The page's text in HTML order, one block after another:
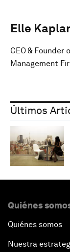
Elle
CEO &
Management
Últimos
Quiénes
Quiénes somos
Nuestra